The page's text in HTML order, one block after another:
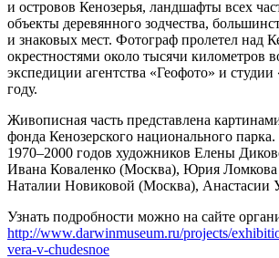
и островов Кенозерья, ландшафты всех
объекты деревянного зодчества,
и знаковых мест. Фотограф пролетел над
окрестностями около тысячи километров
экспедиции агентства «Геофото» и
году.
Живописная часть представлена
фонда Кенозерского национального
1970–2000 годов художников Елены
Ивана Коваленко (Москва), Юрия Ломкова
Наталии Новиковой (Москва), Анастасии
Узнать подробности можно на сайте
http://www.darwinmuseum.ru/projects/
vera-v-chudesnoe